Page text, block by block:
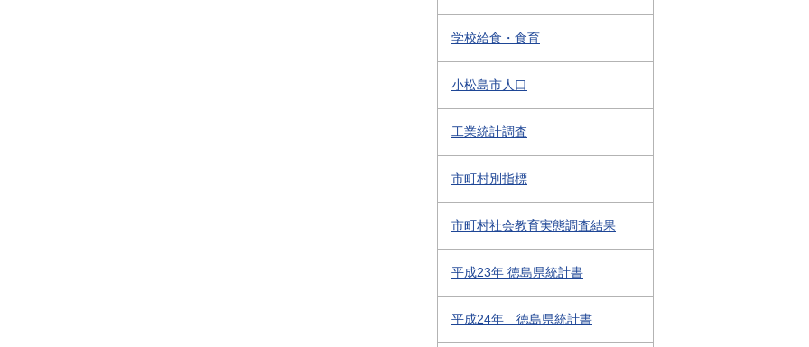
学校給食・食育
小松島市人口
工業統計調査
市町村別指標
市町村社会教育実態調査結果
平成23年 徳島県統計書
平成24年 徳島県統計書